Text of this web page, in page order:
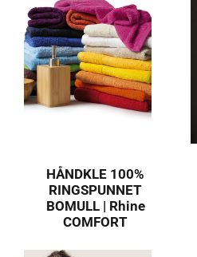
HÅNDKLE 100%
RINGSPUNNET
BOMULL | Rhine
COMFORT